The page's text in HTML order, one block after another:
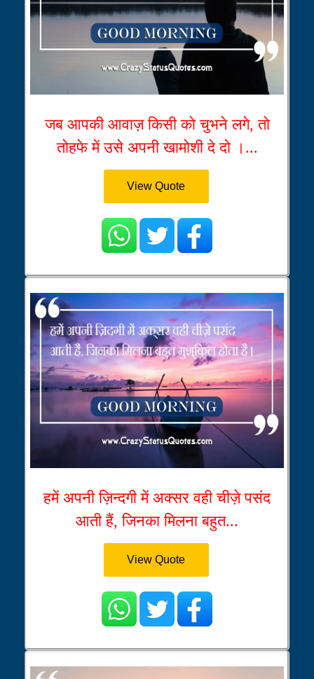
जब आपकी आवाज़ किसी को चुभने लगे, तो
तोहफे में उसे अपनी खामोशी दे दो ।...
View Quote
हमें अपनी ज़िन्दगी में अक्सर वही चीज़े पसंद
आती हैं, जिनका मिलना बहुत...
View Quote